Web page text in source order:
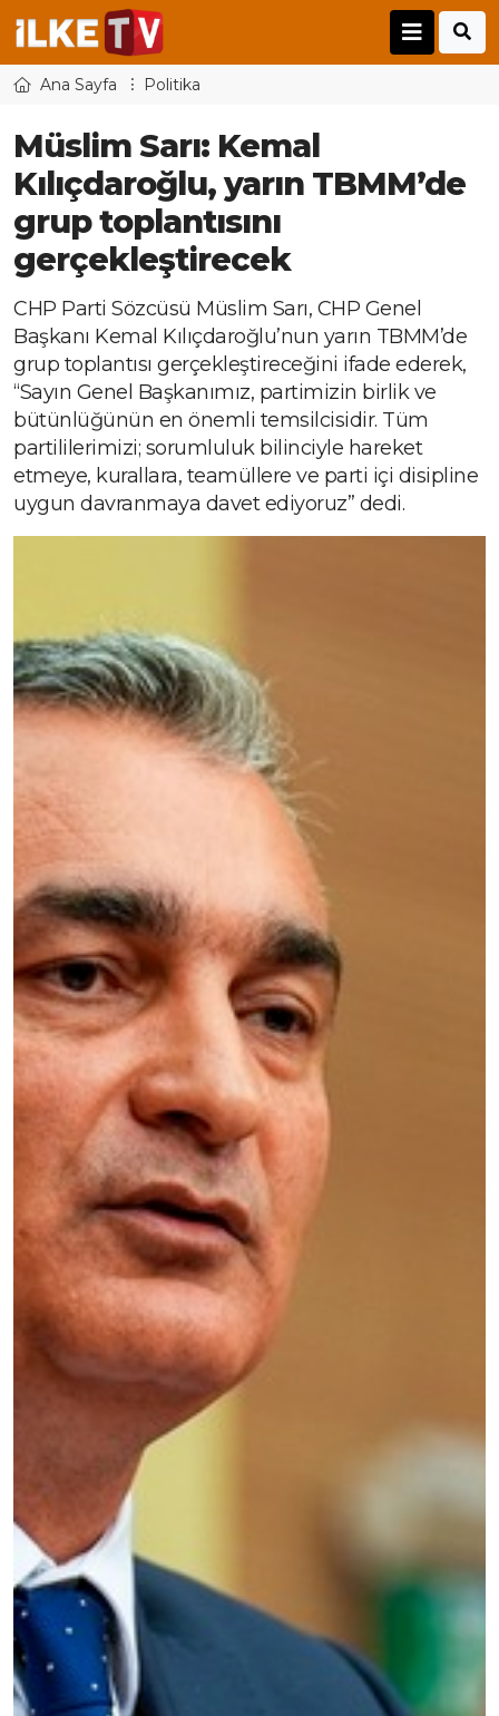
Ana Sayfa Politika
Müslim Sarı: Kemal
Kılıçdaroğlu, yarın TBMM’de
grup toplantısını
gerçekleştirecek
CHP Parti Sözcüsü Müslim Sarı, CHP Genel
Başkanı Kemal Kılıçdaroğlu’nun yarın TBMM’de
grup toplantısı gerçekleştireceğini ifade ederek,
“Sayın Genel Başkanımız, partimizin birlik ve
bütünlüğünün en önemli temsilcisidir. Tüm
partililerimizi; sorumluluk bilinciyle hareket
etmeye, kurallara, teamüllere ve parti içi disipline
uygun davranmaya davet ediyoruz” dedi.